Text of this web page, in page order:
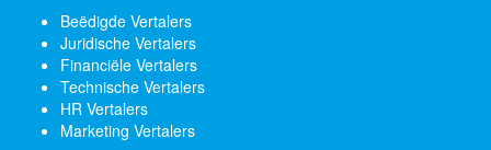
Beëdigde Vertalers
Juridische Vertalers
Financiële Vertalers
Technische Vertalers
HR Vertalers
Marketing Vertalers